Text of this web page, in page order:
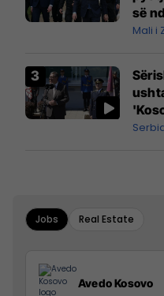
së
Mali i
Jobs Real Estate
Avedo Kosovo